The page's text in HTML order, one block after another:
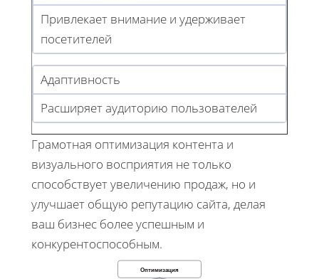
Привлекает внимание и удерживает
посетителей
Адаптивность
Расширяет аудиторию пользователей
Грамотная оптимизация контента и
визуального восприятия не только
способствует увеличению продаж, но и
улучшает общую репутацию сайта, делая
ваш бизнес более успешным и
конкурентоспособным.
Оптимизация